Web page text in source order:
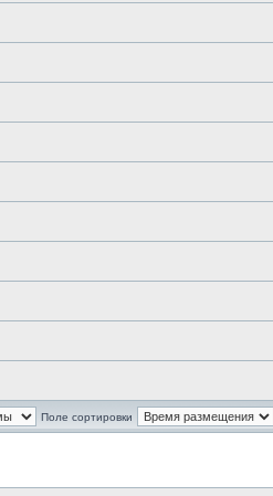
Поле сортировки